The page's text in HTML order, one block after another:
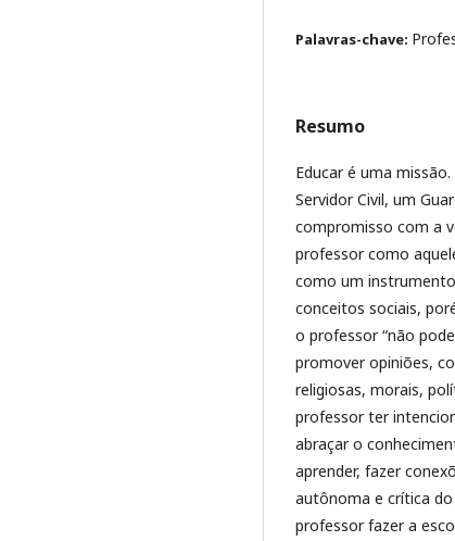
Palavras-chave:
Resumo
Educar é uma
Servidor Civil, um
compromisso com a
professor como
como um
conceitos sociais,
o professor “não
promover opiniões,
religiosas, morais,
professor ter
abraçar o
aprender, fazer
autônoma e crítica
professor fazer a